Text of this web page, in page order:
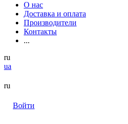
О нас
Доставка и оплата
Производители
Контакты
...
ru
ua
ru
Войти